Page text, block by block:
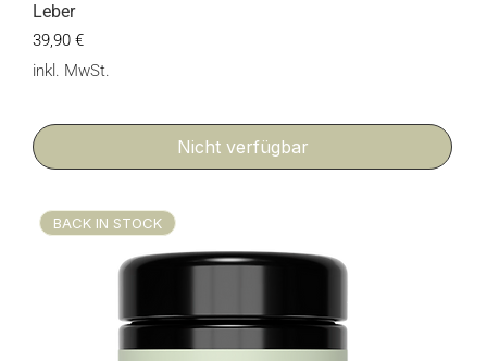
Leber
Preis
39,90 €
inkl. MwSt.
Nicht verfügbar
BACK IN STOCK